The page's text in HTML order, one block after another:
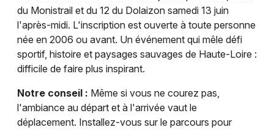
du Monistrail et du 12 du Dolaizon samedi 13 juin
l'après-midi. L'inscription est ouverte à toute personne
née en 2006 ou avant. Un événement qui mêle défi
sportif, histoire et paysages sauvages de Haute-Loire :
difficile de faire plus inspirant.
Notre conseil : Même si vous ne courez pas,
l'ambiance au départ et à l'arrivée vaut le
déplacement. Installez-vous sur le parcours pour